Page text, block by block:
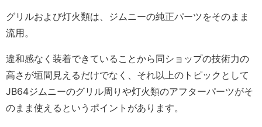
グリルおよび灯火類は、ジムニーの純正パーツをそのまま
流用。
違和感なく装着できていることから同ショップの技術力の
高さが垣間見えるだけでなく、それ以上のトピックとして
JB64ジムニーのグリル周りや灯火類のアフターパーツがそ
のまま使えるというポイントがあります。